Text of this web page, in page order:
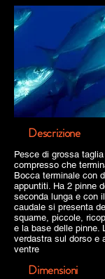
Descrizione
Pesce di grossa
compresso che
Bocca terminale con
appuntiti. Ha 2 pinne
seconda lunga e con
caudale si presenta
squame, piccole,
e la base delle pinne.
verdastra sul dorso e
ventre
Dimensioni